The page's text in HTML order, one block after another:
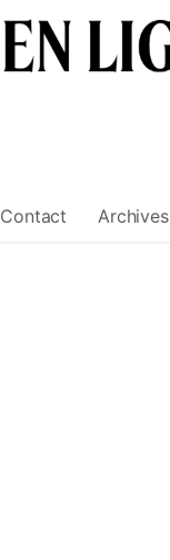
Contact Archives